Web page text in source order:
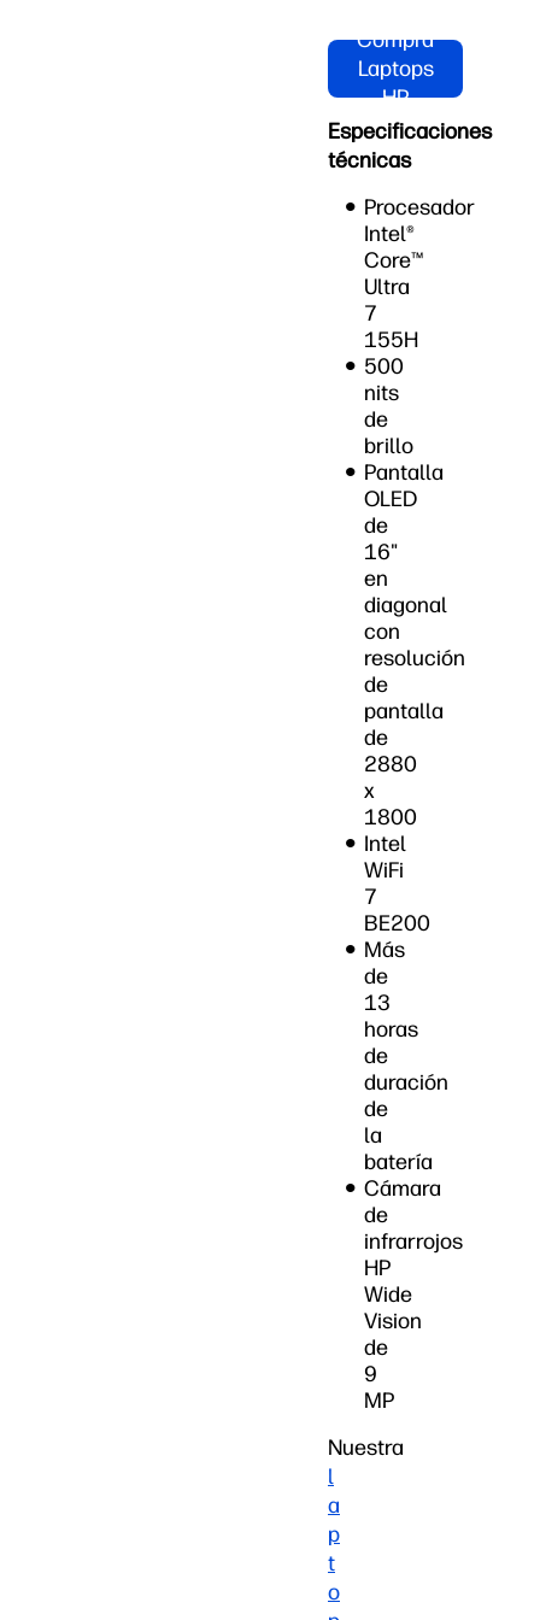
Compra
Laptops
HP
Especificaciones
técnicas
Procesador
Intel®
Core™
Ultra
7
155H
500
nits
de
brillo
Pantalla
OLED
de
16"
en
diagonal
con
resolución
de
pantalla
de
2880
x
1800
Intel
WiFi
7
BE200
Más
de
13
horas
de
duración
de
la
batería
Cámara
de
infrarrojos
HP
Wide
Vision
de
9
MP
Nuestra
l
a
p
t
o